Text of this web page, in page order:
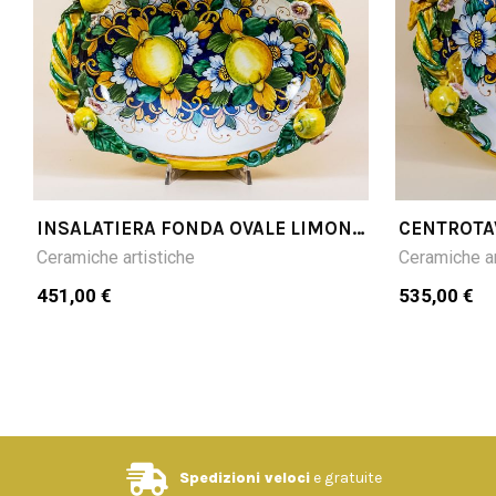
INSALATIERA FONDA OVALE LIMONI
FONDO BLU
Ceramiche artistiche
451,00 €
FONDO
Ceramiche
535,00 €
Spedizioni veloci e gratuite